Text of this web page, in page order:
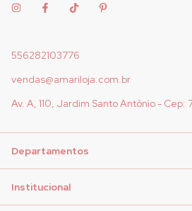
556282103776
vendas@amariloja.com.br
Av. A, 110, Jardim Santo Antônio -
Departamentos
Institucional